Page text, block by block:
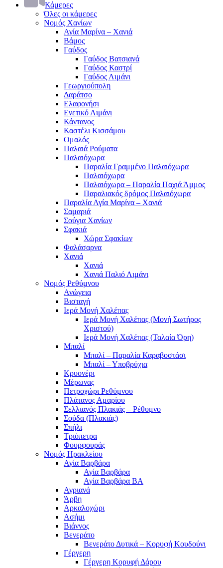
Κάμερες
Όλες οι κάμερες
Νομός Χανίων
Αγία Μαρίνα – Χανιά
Βάμος
Γαύδος
Γαύδος Βατσιανά
Γαύδος Καστρί
Γαύδος Λιμάνι
Γεωργιούπολη
Δαράτσο
Ελαφονήσι
Ενετικό Λιμάνι
Κάντανος
Καστέλι Κισσάμου
Ομαλός
Παλαιά Ρούματα
Παλαιόχωρα
Παραλία Γραμμένο Παλαιόχωρα
Παλαιόχωρα
Παλαιόχωρα – Παραλία Παχιά Άμμος
Παραλιακός δρόμος Παλαιόχωρα
Παραλία Αγία Μαρίνα – Χανιά
Σαμαριά
Σούγια Χανίων
Σφακιά
Χώρα Σφακίων
Φαλάσαρνα
Χανιά
Χανιά
Χανιά Παλιό Λιμάνι
Νομός Ρεθύμνου
Ανώγεια
Βισταγή
Ιερά Μονή Χαλέπας
Ιερά Μονή Χαλέπας (Μονή Σωτήρος
Χριστού)
Ιερά Μονή Χαλέπας (Ταλαία Όρη)
Μπαλί
Μπαλί – Παραλία Καραβοστάσι
Μπαλί – Υποβρύχια
Κρυονέρι
Μέρωνας
Πετροχώρι Ρεθύμνου
Πλάτανος Αμαρίου
Σελλιανός Πλακιάς – Ρέθυμνο
Σούδα (Πλακιάς)
Σπήλι
Τριόπετρα
Φουρφουράς
Νομός Ηρακλείου
Αγία Βαρβάρα
Αγία Βαρβάρα
Αγία Βαρβάρα ΒΑ
Αγριανά
Άρβη
Αρκαλοχώρι
Ασήμι
Βιάννος
Βενεράτο
Βενεράτο Δυτικά – Κορυφή Κουδούνι
Γέργερη
Γέργερη Κορυφή Δάρου